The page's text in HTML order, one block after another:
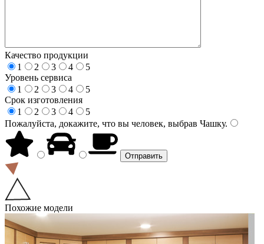
Качество продукции
1
2 3 4
5
Уровень сервиса
1
2 3 4
5
Срок изготовления
1
2 3 4
5
Пожалуйста, докажите, что вы человек, выбрав Чашку.
Похожие модели